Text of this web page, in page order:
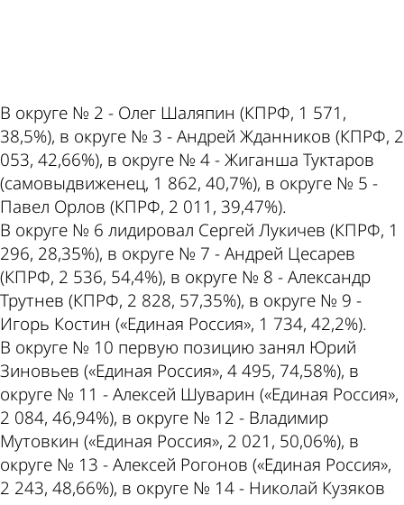
В округе № 2 - Олег Шаляпин (КПРФ, 1 571,
38,5%), в округе № 3 - Андрей Жданников (КПРФ, 2
053, 42,66%), в округе № 4 - Жиганша Туктаров
(самовыдвиженец, 1 862, 40,7%), в округе № 5 -
Павел Орлов (КПРФ, 2 011, 39,47%).
В округе № 6 лидировал Сергей Лукичев (КПРФ, 1
296, 28,35%), в округе № 7 - Андрей Цесарев
(КПРФ, 2 536, 54,4%), в округе № 8 - Александр
Трутнев (КПРФ, 2 828, 57,35%), в округе № 9 -
Игорь Костин («Единая Россия», 1 734, 42,2%).
В округе № 10 первую позицию занял Юрий
Зиновьев («Единая Россия», 4 495, 74,58%), в
округе № 11 - Алексей Шуварин («Единая Россия»,
2 084, 46,94%), в округе № 12 - Владимир
Мутовкин («Единая Россия», 2 021, 50,06%), в
округе № 13 - Алексей Рогонов («Единая Россия»,
2 243, 48,66%), в округе № 14 - Николай Кузяков